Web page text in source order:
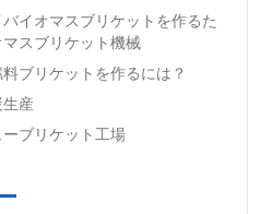
イオマスブリケットを作るた
スブリケット機械
ブリケットを作るには？
産
ブリケット工場